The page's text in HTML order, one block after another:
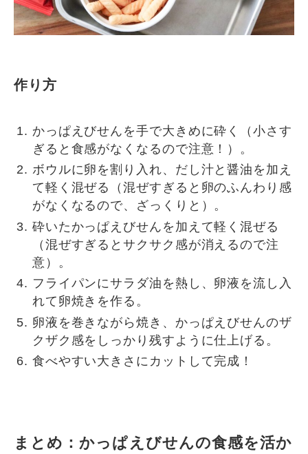
作り方
かっぱえびせんを手で大きめに砕く（小さす
ぎると食感がなくなるので注意！）。
ボウルに卵を割り入れ、だし汁と醤油を加え
て軽く混ぜる（混ぜすぎると卵のふんわり感
がなくなるので、ざっくりと）。
砕いたかっぱえびせんを加えて軽く混ぜる
（混ぜすぎるとサクサク感が消えるので注
意）。
フライパンにサラダ油を熱し、卵液を流し入
れて卵焼きを作る。
卵液を巻きながら焼き、かっぱえびせんのザ
クザク感をしっかり残すように仕上げる。
食べやすい大きさにカットして完成！
まとめ：かっぱえびせんの食感を活か